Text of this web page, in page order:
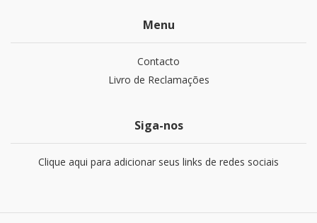
Menu
Contacto
Livro de Reclamações
Siga-nos
Clique aqui para adicionar seus links de redes sociais